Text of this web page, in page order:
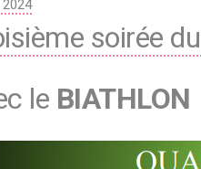
soirée
le BIATHLON